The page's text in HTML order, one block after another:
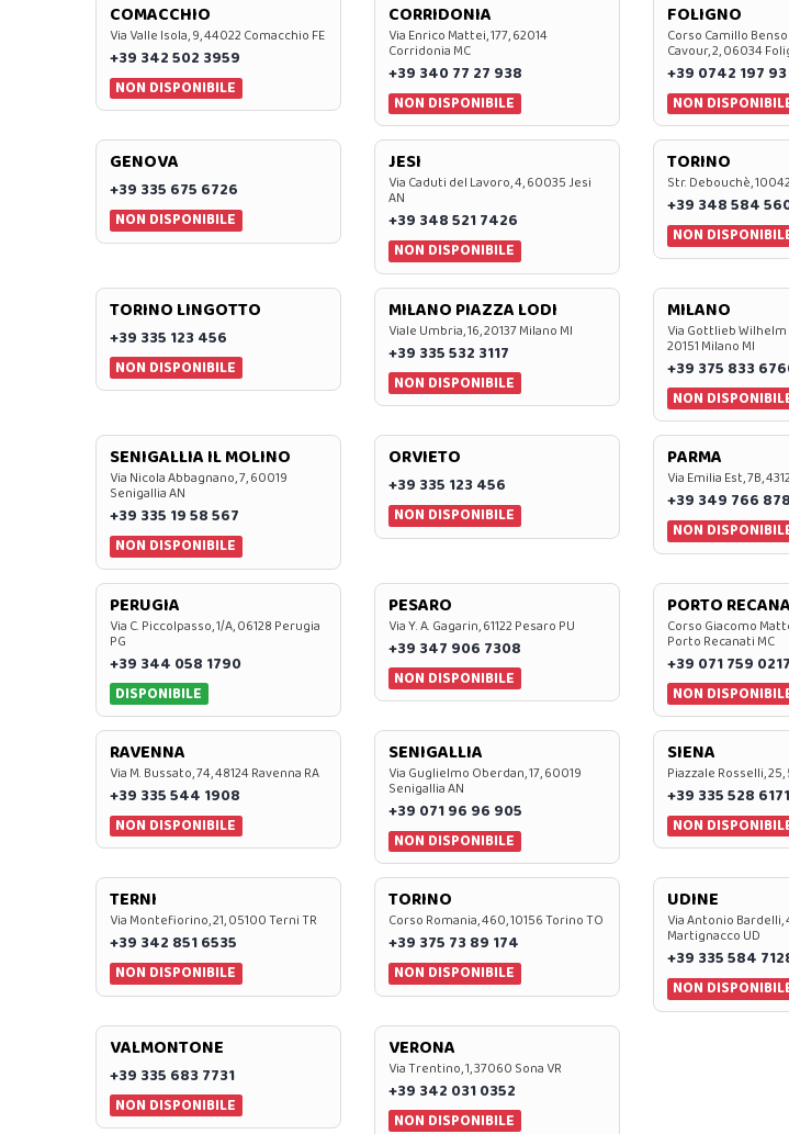
COMACCHIO
Via Valle Isola, 9, 44022 Comacchio FE
+39 342 502 3959
NON DISPONIBILE
CORRIDONIA
Via Enrico Mattei, 177, 62014
Corridonia MC
+39 340 77 27 938
NON DISPONIBILE
FOLIGNO
Corso Camillo
Cavour, 2, 06034
+39 0742 197
NON
GENOVA
+39 335 675 6726
NON DISPONIBILE
JESI
Via Caduti del Lavoro, 4, 60035 Jesi
AN
+39 348 521 7426
NON DISPONIBILE
TORINO
Str. Debouchè,
+39 348 584
NON
TORINO LINGOTTO
+39 335 123 456
NON DISPONIBILE
MILANO PIAZZA LODI
Viale Umbria, 16, 20137 Milano MI
+39 335 532 3117
NON DISPONIBILE
MILANO
Via Gottlieb Wilhelm
20151 Milano MI
+39 375 833
NON
SENIGALLIA IL MOLINO
Via Nicola Abbagnano, 7, 60019
Senigallia AN
+39 335 19 58 567
NON DISPONIBILE
ORVIETO
+39 335 123 456
NON DISPONIBILE
PARMA
Via Emilia Est, 7B,
+39 349 766
NON
PERUGIA
Via C. Piccolpasso, 1/A, 06128 Perugia
PG
+39 344 058 1790
DISPONIBILE
PESARO
Via Y. A. Gagarin, 61122 Pesaro PU
+39 347 906 7308
NON DISPONIBILE
PORTO
Corso Giacomo
Porto Recanati MC
+39 071 759 0217
NON
RAVENNA
Via M. Bussato, 74, 48124 Ravenna RA
+39 335 544 1908
NON DISPONIBILE
SENIGALLIA
Via Guglielmo Oberdan, 17, 60019
Senigallia AN
+39 071 96 96 905
NON DISPONIBILE
SIENA
Piazzale Rosselli, 25,
+39 335 528 6171
NON
TERNI
Via Montefiorino, 21, 05100 Terni TR
+39 342 851 6535
NON DISPONIBILE
TORINO
Corso Romania, 460, 10156 Torino TO
+39 375 73 89 174
NON DISPONIBILE
UDINE
Via Antonio Bardelli,
Martignacco UD
+39 335 584
NON
VALMONTONE
+39 335 683 7731
NON DISPONIBILE
VERONA
Via Trentino, 1, 37060 Sona VR
+39 342 031 0352
NON DISPONIBILE